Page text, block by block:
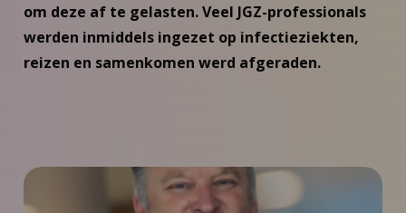
om deze af te gelasten. Veel JGZ-professionals
werden inmiddels ingezet op infectieziekten,
reizen en samenkomen werd afgeraden.